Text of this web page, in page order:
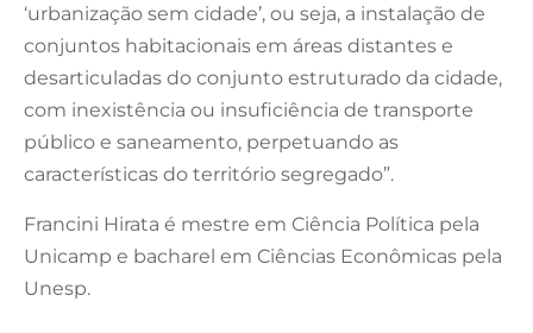
‘urbanização sem cidade’, ou seja, a instalação de
conjuntos habitacionais em áreas distantes e
desarticuladas do conjunto estruturado da cidade,
com inexistência ou insuficiência de transporte
público e saneamento, perpetuando as
características do território segregado”.
Francini Hirata é mestre em Ciência Política pela
Unicamp e bacharel em Ciências Econômicas pela
Unesp.